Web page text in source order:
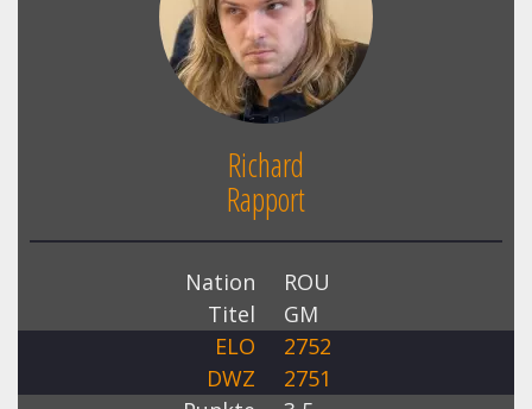
Richard
Rapport
Nation
ROU
Titel
GM
ELO
2752
DWZ
2751